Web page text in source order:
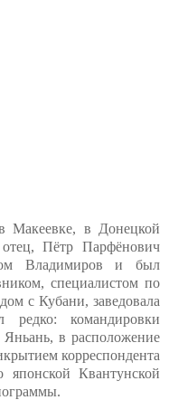
Макеевке, в Донецкой
Пётр Парфёнович
Владимиров и был
специалистом по
с Кубани, заведовала
редко: командировки
в расположение
корреспондента
Квантунской